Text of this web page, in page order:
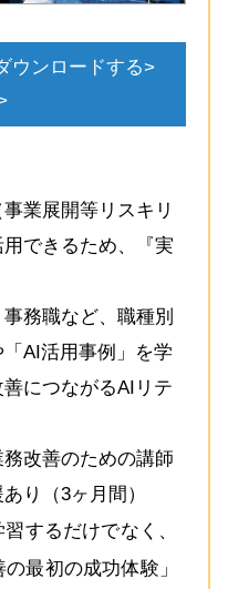
ウンロードする>
業展開等リスキリ
できるため、『実
務職など、職種別
AI活用事例」を学
につながるAIリテ
改善のための講師
り（3ヶ月間）
するだけでなく、
最初の成功体験」